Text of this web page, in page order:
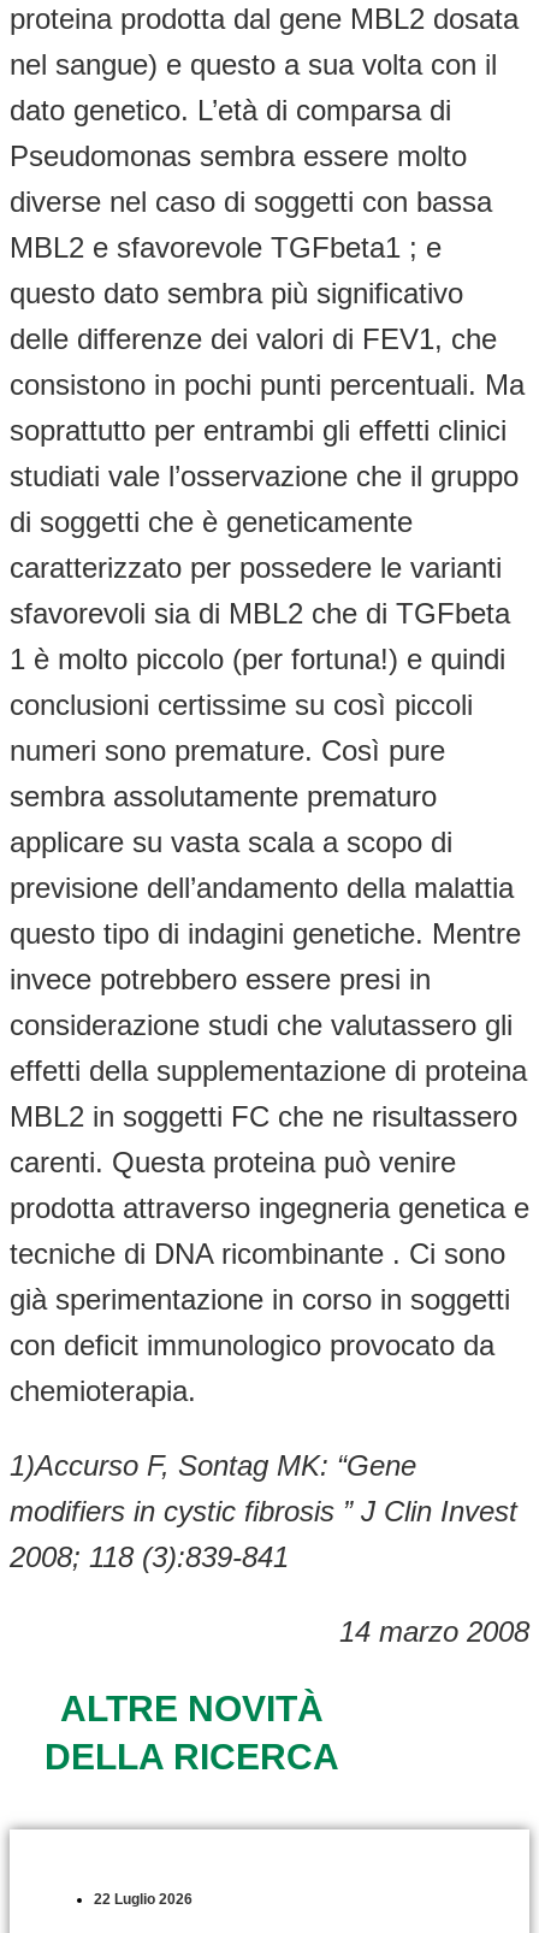
proteina prodotta dal gene MBL2 dosata
nel sangue) e questo a sua volta con il
dato genetico. L’età di comparsa di
Pseudomonas sembra essere molto
diverse nel caso di soggetti con bassa
MBL2 e sfavorevole TGFbeta1 ; e
questo dato sembra più significativo
delle differenze dei valori di FEV1, che
consistono in pochi punti percentuali. Ma
soprattutto per entrambi gli effetti clinici
studiati vale l’osservazione che il gruppo
di soggetti che è geneticamente
caratterizzato per possedere le varianti
sfavorevoli sia di MBL2 che di TGFbeta
1 è molto piccolo (per fortuna!) e quindi
conclusioni certissime su così piccoli
numeri sono premature. Così pure
sembra assolutamente prematuro
applicare su vasta scala a scopo di
previsione dell’andamento della malattia
questo tipo di indagini genetiche. Mentre
invece potrebbero essere presi in
considerazione studi che valutassero gli
effetti della supplementazione di proteina
MBL2 in soggetti FC che ne risultassero
carenti. Questa proteina può venire
prodotta attraverso ingegneria genetica e
tecniche di DNA ricombinante . Ci sono
già sperimentazione in corso in soggetti
con deficit immunologico provocato da
chemioterapia.
1)Accurso F, Sontag MK: “Gene
modifiers in cystic fibrosis ” J Clin Invest
2008; 118 (3):839-841
14 marzo 2008
ALTRE NOVITÀ
DELLA RICERCA
22 Luglio 2026